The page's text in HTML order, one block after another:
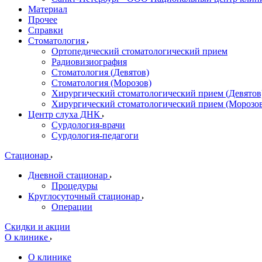
Материал
Прочее
Справки
Стоматология
Ортопедический стоматологический прием
Радиовизиография
Стоматология (Девятов)
Стоматология (Морозов)
Хирургический стоматологический прием
Хирургический стоматологический прием
Центр слуха ДНК
Сурдология-врачи
Сурдология-педагоги
Стационар
Дневной стационар
Процедуры
Круглосуточный стационар
Операции
Скидки и акции
О клинике
О клинике